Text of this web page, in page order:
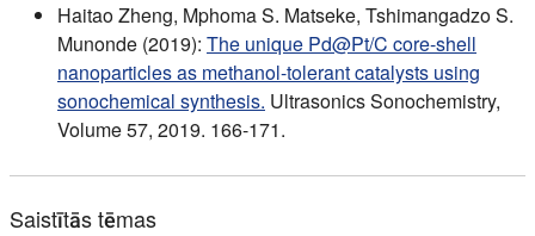
Haitao Zheng, Mphoma S. Matseke, Tshimangadzo S.
Munonde (2019): The unique Pd@Pt/C core-shell
nanoparticles as methanol-tolerant catalysts using
sonochemical synthesis. Ultrasonics Sonochemistry,
Volume 57, 2019. 166-171.
Saistītās tēmas